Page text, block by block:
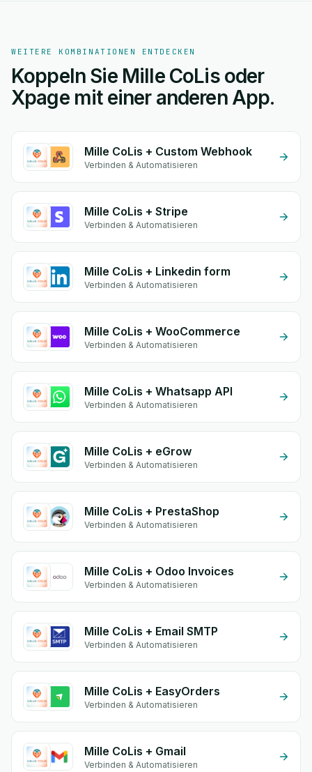
WEITERE KOMBINATIONEN ENTDECKEN
Koppeln Sie Mille CoLis oder
Xpage mit einer anderen App.
Mille CoLis + Custom Webhook
Verbinden & Automatisieren
Mille CoLis + Stripe
Verbinden & Automatisieren
Mille CoLis + Linkedin form
Verbinden & Automatisieren
Mille CoLis + WooCommerce
Verbinden & Automatisieren
Mille CoLis + Whatsapp API
Verbinden & Automatisieren
Mille CoLis + eGrow
Verbinden & Automatisieren
Mille CoLis + PrestaShop
Verbinden & Automatisieren
Mille CoLis + Odoo Invoices
Verbinden & Automatisieren
Mille CoLis + Email SMTP
Verbinden & Automatisieren
Mille CoLis + EasyOrders
Verbinden & Automatisieren
Mille CoLis + Gmail
Verbinden & Automatisieren